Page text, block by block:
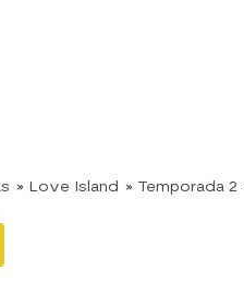
» Love Island » Temporada 2